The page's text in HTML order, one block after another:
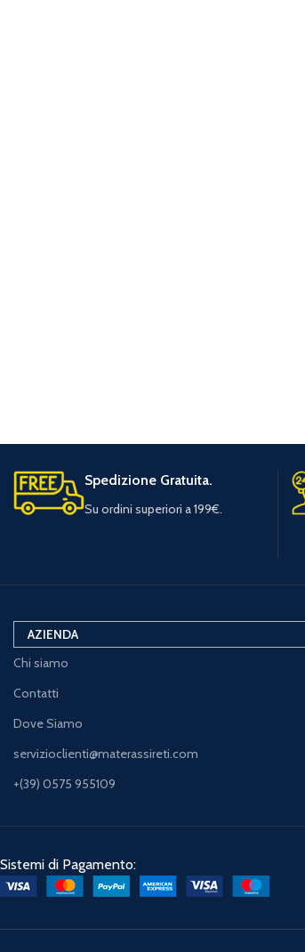
Spedizione Gratuita.
Su ordini superiori a 199€.
AZIENDA
Chi siamo
Contatti
Dove Siamo
servizioclienti@materassireti.com
+(39) 0575 955109
Sistemi di Pagamento: